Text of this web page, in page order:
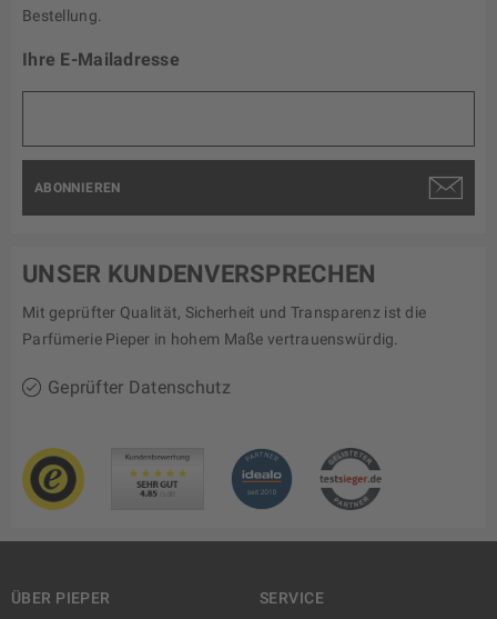
Bestellung.
Ihre E-Mailadresse
ABONNIEREN
UNSER KUNDENVERSPRECHEN
Mit geprüfter Qualität, Sicherheit und Transparenz ist die
Parfümerie Pieper in hohem Maße vertrauenswürdig.
Geprüfter Datenschutz
ÜBER PIEPER
SERVICE